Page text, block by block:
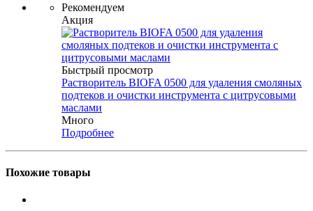
Рекомендуем
Акция
Быстрый просмотр
Растворитель BIOFA 0500 для удаления смоляных
подтеков и очистки инструмента с цитрусовыми
маслами
Много
Подробнее
Похожие товары